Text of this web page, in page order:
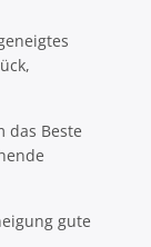
das Beste
gute